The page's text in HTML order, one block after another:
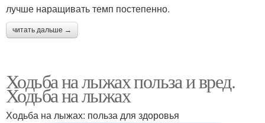
лучше наращивать темп постепенно.
читать дальше →
Ходьба на лыжах польза и вред.
Ходьба на лыжах
Ходьба на лыжах: польза для здоровья